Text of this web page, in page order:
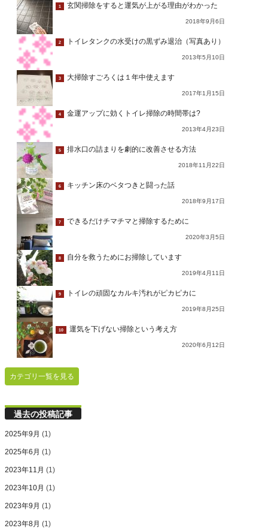
1 玄関掃除をすると運気が上がる理由がわかった
2018年9月6日
2 トイレタンクの水受けの黒ずみ退治（写真あり）
2013年5月10日
3 大掃除すごろくは１年中使えます
2017年1月15日
4 金運アップに効くトイレ掃除の時間帯は?
2013年4月23日
5 排水口の詰まりを劇的に改善させる方法
2018年11月22日
6 キッチン床のベタつきと闘った話
2018年9月17日
7 できるだけチマチマと掃除するために
2020年3月5日
8 自分を救うためにお掃除しています
2019年4月11日
9 トイレの頑固なカルキ汚れがピカピカに
2019年8月25日
10 運気を下げない掃除という考え方
2020年6月12日
カテゴリ一覧を見る
過去の投稿記事
2025年9月 (1)
2025年6月 (1)
2023年11月 (1)
2023年10月 (1)
2023年9月 (1)
2023年8月 (1)